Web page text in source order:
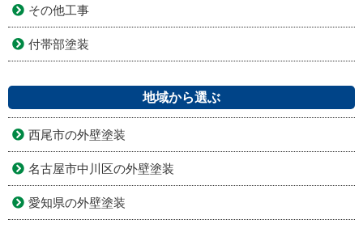
その他工事
付帯部塗装
地域から選ぶ
西尾市の外壁塗装
名古屋市中川区の外壁塗装
愛知県の外壁塗装